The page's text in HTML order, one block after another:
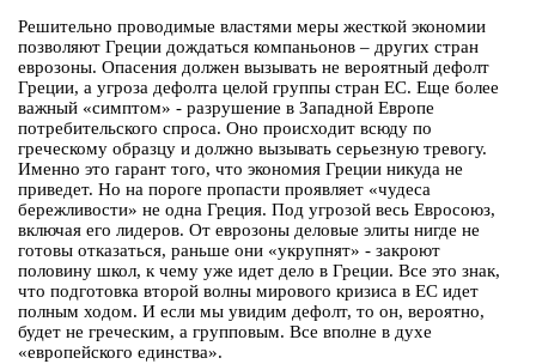
Решительно проводимые властями меры жесткой экономии
позволяют Греции дождаться компаньонов – других стран
еврозоны. Опасения должен вызывать не вероятный дефолт
Греции, а угроза дефолта целой группы стран ЕС. Еще более
важный «симптом» - разрушение в Западной Европе
потребительского спроса. Оно происходит всюду по
греческому образцу и должно вызывать серьезную тревогу.
Именно это гарант того, что экономия Греции никуда не
приведет. Но на пороге пропасти проявляет «чудеса
бережливости» не одна Греция. Под угрозой весь Евросоюз,
включая его лидеров. От еврозоны деловые элиты нигде не
готовы отказаться, раньше они «укрупнят» - закроют
половину школ, к чему уже идет дело в Греции. Все это знак,
что подготовка второй волны мирового кризиса в ЕС идет
полным ходом. И если мы увидим дефолт, то он, вероятно,
будет не греческим, а групповым. Все вполне в духе
«европейского единства».